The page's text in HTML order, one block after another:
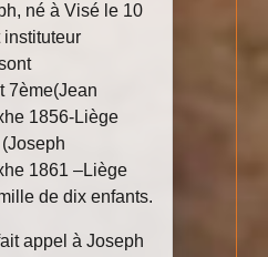
né à Visé le 10
instituteur
7ème(Jean
1856-Liège
1861 –Liège
de dix enfants.
appel à Joseph